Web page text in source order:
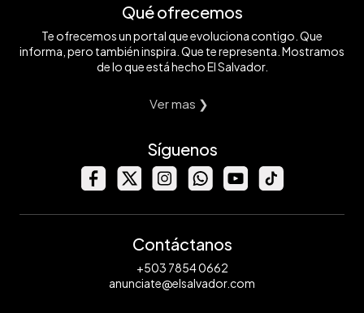
Qué ofrecemos
Te ofrecemos un portal que evoluciona contigo. Que
informa, pero también inspira. Que te representa. Mostramos
de lo que está hecho El Salvador.
Ver mas ❯
Síguenos
Contáctanos
+503 7854 0662
anunciate@elsalvador.com